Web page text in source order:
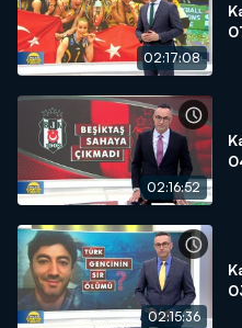
02:17:08
02:16:52
02:15:36